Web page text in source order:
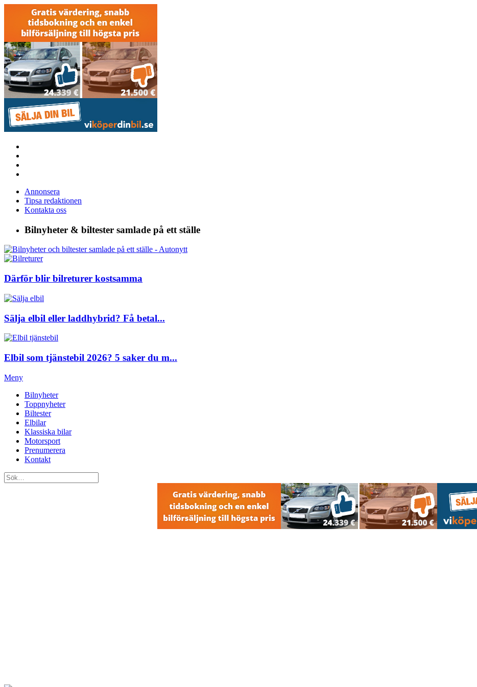
Annonsera
Tipsa redaktionen
Kontakta oss
Bilnyheter & biltester samlade på ett ställe
Därför blir bilreturer kostsamma
Sälja elbil eller laddhybrid? Få betal...
Elbil som tjänstebil 2026? 5 saker du m...
Meny
Bilnyheter
Toppnyheter
Biltester
Elbilar
Klassiska bilar
Motorsport
Prenumerera
Kontakt